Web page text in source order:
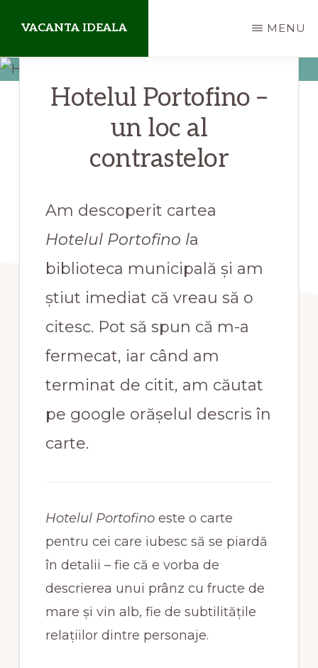
main
content
VACANTA IDEALA
blog
MENU
Hotelul Portofino –
un loc al
contrastelor
Am descoperit cartea
Hotelul Portofino la
biblioteca municipală și am
știut imediat că vreau să o
citesc. Pot să spun că m-a
fermecat, iar când am
terminat de citit, am căutat
pe google orășelul descris în
carte.
Hotelul Portofinoeste o carte
pentru cei care iubesc să se piardă
în detalii – fie că e vorba de
descrierea unui prânz cu fructe de
mare și vin alb, fie de subtilitățile
relațiilor dintre personaje.